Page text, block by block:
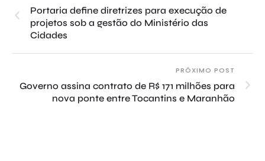
Portaria define diretrizes para execução de
projetos sob a gestão do Ministério das
Cidades
PRÓXIMO POST
Governo assina contrato de R$ 171 milhões para
nova ponte entre Tocantins e Maranhão